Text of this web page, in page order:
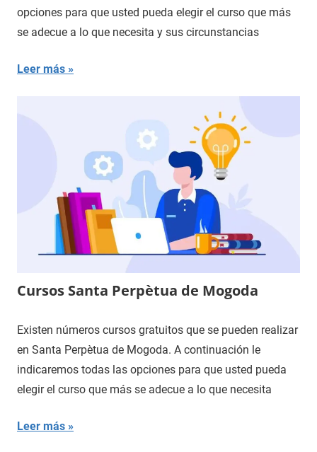
opciones para que usted pueda elegir el curso que más
se adecue a lo que necesita y sus circunstancias
Leer más
Cursos Santa Perpètua de Mogoda
Existen números cursos gratuitos que se pueden realizar
en Santa Perpètua de Mogoda. A continuación le
indicaremos todas las opciones para que usted pueda
elegir el curso que más se adecue a lo que necesita
Leer más